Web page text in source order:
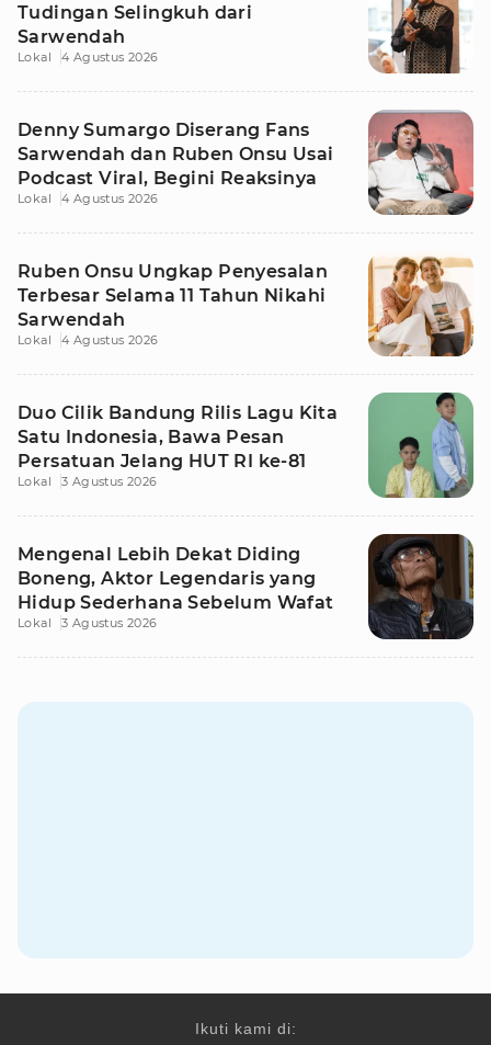
Tudingan Selingkuh dari
Sarwendah
Lokal 4 Agustus 2026
Denny Sumargo Diserang Fans
Sarwendah dan Ruben Onsu Usai
Podcast Viral, Begini Reaksinya
Lokal 4 Agustus 2026
Ruben Onsu Ungkap Penyesalan
Terbesar Selama 11 Tahun Nikahi
Sarwendah
Lokal 4 Agustus 2026
Duo Cilik Bandung Rilis Lagu Kita
Satu Indonesia, Bawa Pesan
Persatuan Jelang HUT RI ke-81
Lokal 3 Agustus 2026
Mengenal Lebih Dekat Diding
Boneng, Aktor Legendaris yang
Hidup Sederhana Sebelum Wafat
Lokal 3 Agustus 2026
Ikuti kami di: